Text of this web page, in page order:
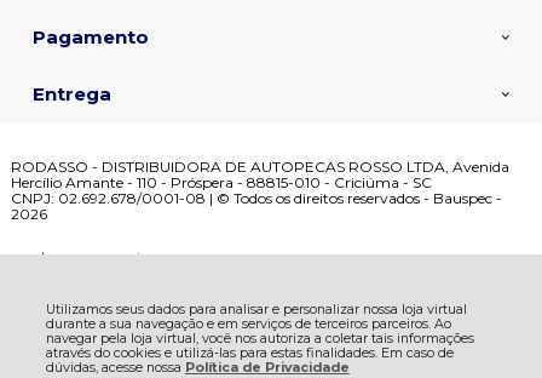
Utilizamos seus dados para analisar e personalizar nossa loja virtual
durante a sua navegação e em serviços de terceiros parceiros. Ao
navegar pela loja virtual, você nos autoriza a coletar tais informações
através do cookies e utilizá-las para estas finalidades. Em caso de
dúvidas, acesse nossa Política de Privacidade
Pagamento
Entrega
RODASSO - DISTRIBUIDORA DE AUTOPECAS ROSSO LTDA, Avenida
Hercílio Amante - 110 - Próspera - 88815-010 - Criciúma - SC
CNPJ: 02.692.678/0001-08 | © Todos os direitos reservados - Bauspec -
2026
De:R$ 65,23Por:R$ 65,22